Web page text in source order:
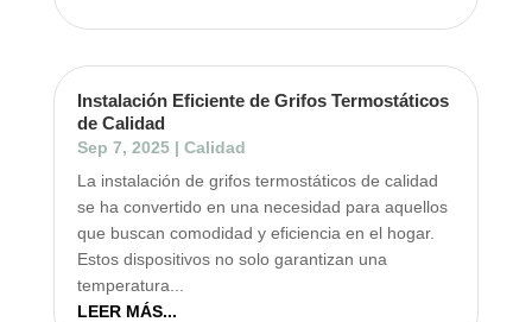
Instalación Eficiente de Grifos Termostáticos
de Calidad
Sep 7, 2025| Calidad
La instalación de grifos termostáticos de calidad
se ha convertido en una necesidad para aquellos
que buscan comodidad y eficiencia en el hogar.
Estos dispositivos no solo garantizan una
temperatura...
LEER MÁS...